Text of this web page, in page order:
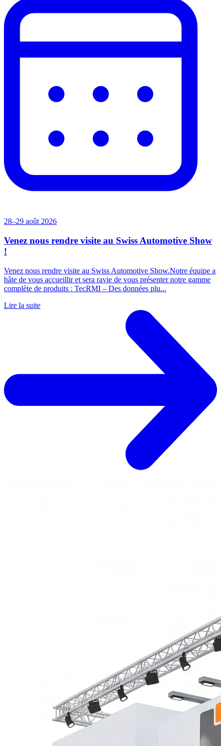
28–29 août 2026
Venez nous rendre visite au Swiss Automotive Show
!
Venez nous rendre visite au Swiss Automotive Show.Notre équipe a
hâte de vous accueillir et sera ravie de vous présenter notre gamme
complète de produits : TecRMI – Des données plu...
Lire la suite